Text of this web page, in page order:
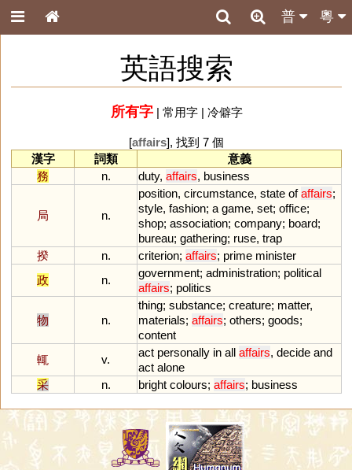
粵
普
英語搜索
所有字| 常用字| 冷僻字
[affairs], 找到 7 個
漢字
詞類
意義
務
n. duty, affairs, business
局 n.
position, circumstance, state of affairs;
style, fashion; a game, set; office;
shop; association; company; board;
bureau; gathering; ruse, trap
揆
n. criterion; affairs; prime minister
政
n.
government; administration; political
affairs; politics
物 n.
thing; substance; creature; matter,
materials; affairs; others; goods;
content
輒
v.
act personally in all affairs, decide and
act alone
采
n. bright colours; affairs; business